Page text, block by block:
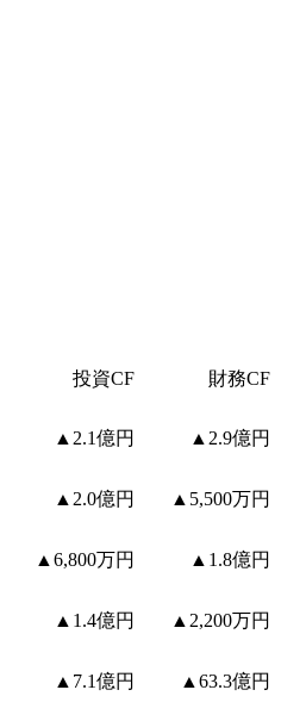
投資CF 財務CF
▲2.1億円 ▲2.9億円
▲2.0億円 ▲5,500万円
▲6,800万円 ▲1.8億円
▲1.4億円 ▲2,200万円
▲7.1億円 ▲63.3億円